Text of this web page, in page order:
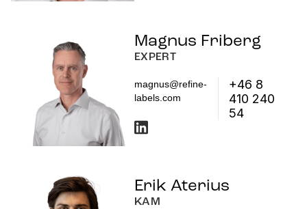
Magnus Friberg
EXPERT
magnus@refine-
labels.com
+46 8
410 240
54
Erik Aterius
KAM